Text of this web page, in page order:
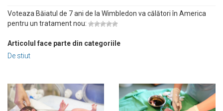
Voteaza Băiatul de 7 ani de la Wimbledon va călători în America
pentru un tratament nou:
Articolul face parte din categoriile
De stiut